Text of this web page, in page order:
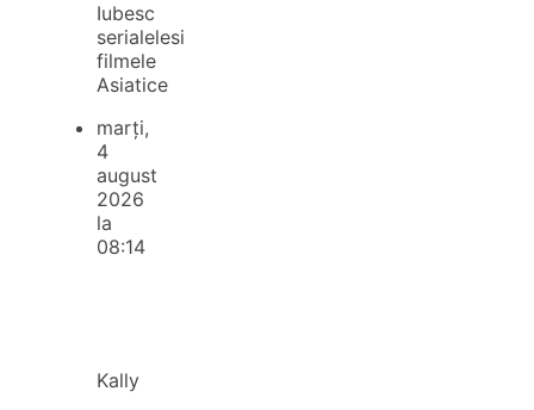
Iubesc
serialelesi
filmele
Asiatice
marți,
4
august
2026
la
08:14
Kally